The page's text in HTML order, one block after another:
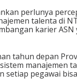
perlunya
talenta di
karier ASN
tahun depan
manajemen
setiap pegawai